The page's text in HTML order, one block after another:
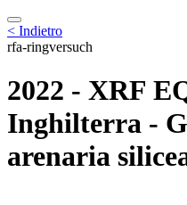
< Indietro
rfa-ringversuch
2022 - XRF
Inghilterra -
arenaria